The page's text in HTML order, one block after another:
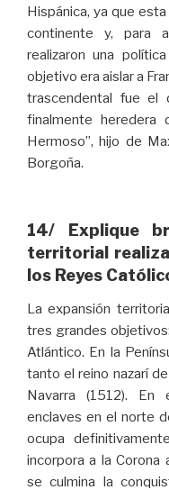
Hispánica, ya que
continente y, para
realizaron una
objetivo era aislar a
trascendental fue el
finalmente heredera
Hermoso”, hijo de
Borgoña.
14/ Explique
territorial
los Reyes
La expansión
tres grandes
Atlántico. En la
tanto el reino nazarí
Navarra (1512). En
enclaves en el norte
ocupa
incorpora a la Corona
se culmina la